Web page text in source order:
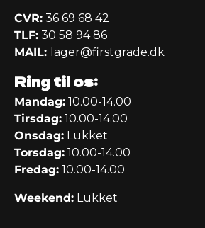
CVR: 36 69 68 42
TLF: 30 58 94 86
MAIL: lager@firstgrade.dk
Ring til os:
Mandag: 10.00-14.00
Tirsdag: 10.00-14.00
Onsdag: Lukket
Torsdag: 10.00-14.00
Fredag: 10.00-14.00
Weekend: Lukket